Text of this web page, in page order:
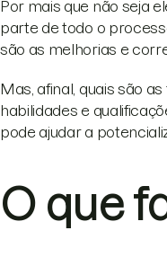
Por mais que não seja
parte de todo o
são as melhorias e
Mas, afinal, quais são
habilidades e
pode ajudar a
O que